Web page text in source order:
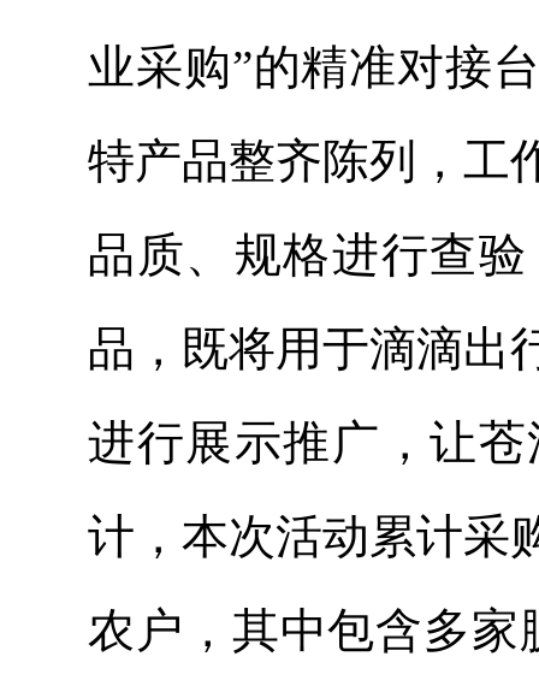
业采购”的精准对接
特产品整齐陈列，工
品质、规格进行查
品，既将用于滴滴出
进行展示推广，让
计，本次活动累计采
农户，其中包含多家